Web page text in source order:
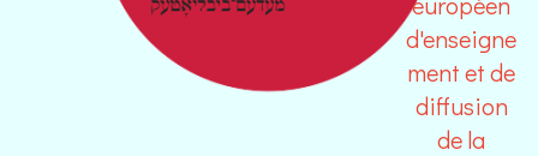
d'enseigne
ment et de
diffusion
de la